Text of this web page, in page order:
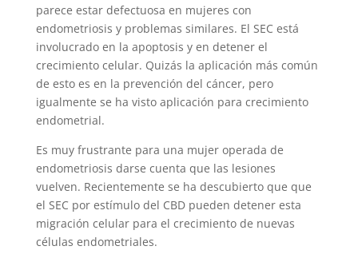
parece estar defectuosa en mujeres con
endometriosis y problemas similares. El SEC está
involucrado en la apoptosis y en detener el
crecimiento celular. Quizás la aplicación más común
de esto es en la prevención del cáncer, pero
igualmente se ha visto aplicación para crecimiento
endometrial.
Es muy frustrante para una mujer operada de
endometriosis darse cuenta que las lesiones
vuelven. Recientemente se ha descubierto que que
el SEC por estímulo del CBD pueden detener esta
migración celular para el crecimiento de nuevas
células endometriales.